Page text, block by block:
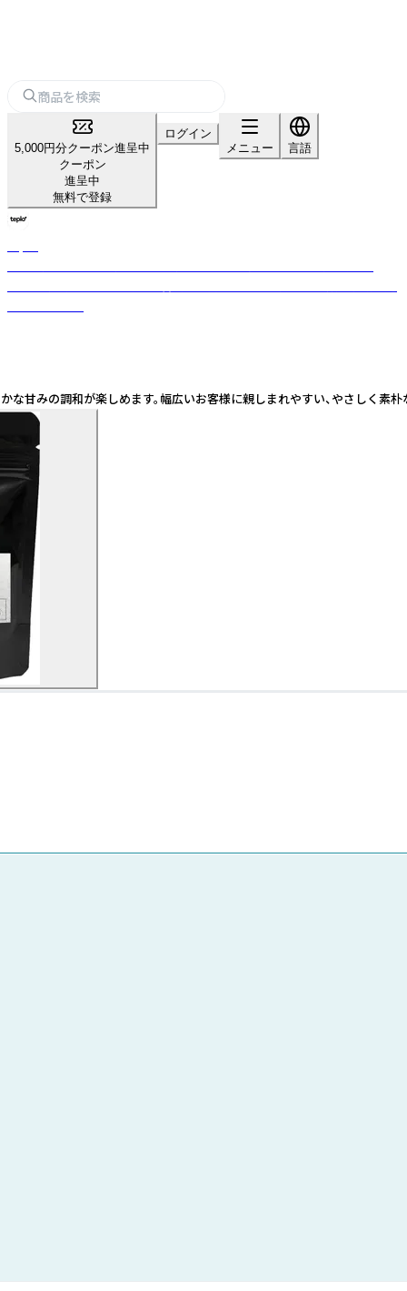
5,000円分クーポン進呈中
クーポン
進呈中
無料で登録
ログイン
メニュー
言語
甘みの調和が楽しめます。幅広いお客様に親しまれやすい、やさしく素朴